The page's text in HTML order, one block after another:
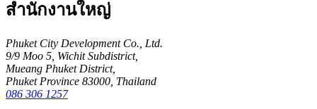
สำนักงานใหญ่
Phuket City Development Co., Ltd.
9/9 Moo 5, Wichit Subdistrict,
Mueang Phuket District,
Phuket Province 83000, Thailand
086 306 1257